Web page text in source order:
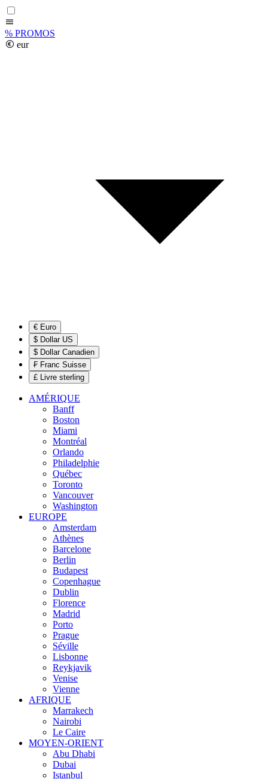
% PROMOS
eur
€ Euro
$ Dollar US
$ Dollar Canadien
₣ Franc Suisse
£ Livre sterling
AMÉRIQUE
Banff
Boston
Miami
Montréal
Orlando
Philadelphie
Québec
Toronto
Vancouver
Washington
EUROPE
Amsterdam
Athènes
Barcelone
Berlin
Budapest
Copenhague
Dublin
Florence
Madrid
Porto
Prague
Séville
Lisbonne
Reykjavik
Venise
Vienne
AFRIQUE
Marrakech
Nairobi
Le Caire
MOYEN-ORIENT
Abu Dhabi
Dubai
Istanbul